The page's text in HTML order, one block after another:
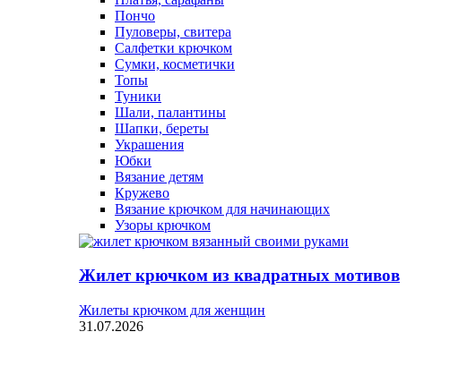
Пончо
Пуловеры, свитера
Салфетки крючком
Сумки, косметички
Топы
Туники
Шали, палантины
Шапки, береты
Украшения
Юбки
Вязание детям
Кружево
Вязание крючком для начинающих
Узоры крючком
Жилет крючком из квадратных мотивов
Жилеты крючком для женщин
31.07.2026